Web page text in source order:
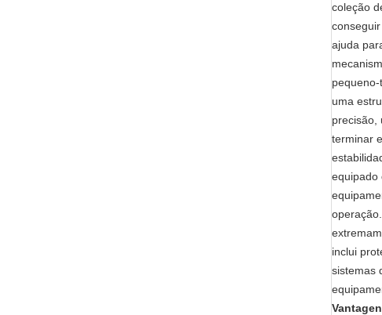
coleção
ajuda
uma
precisão,
terminar
equipado
inclui
sistemas